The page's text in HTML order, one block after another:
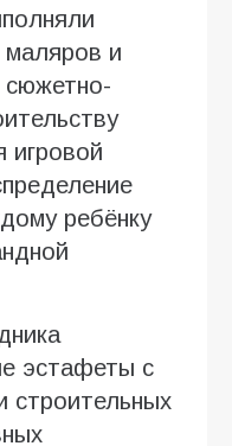
маляров и
сюжетно-
игровой
ребёнку
эстафеты с
строительных